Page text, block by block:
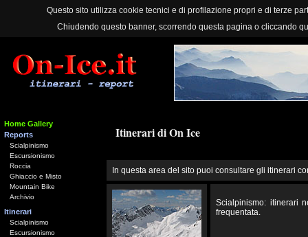
Questo sito utilizza cookie tecnici e di profilazione propri e di terze
Chiudendo questo banner, scorrendo questa pagina o cliccando
Home Gallery
Reports
Scialpinismo
Escursionismo
Roccia
Ghiaccio e Misto
Mountain Bike
Archivio
Itinerari
Scialpinismo
Escursionismo
Itinerari di On Ice
In questa area del sito puoi consultare gli itinerari
Scialpinismo: itinerari
frequentata.